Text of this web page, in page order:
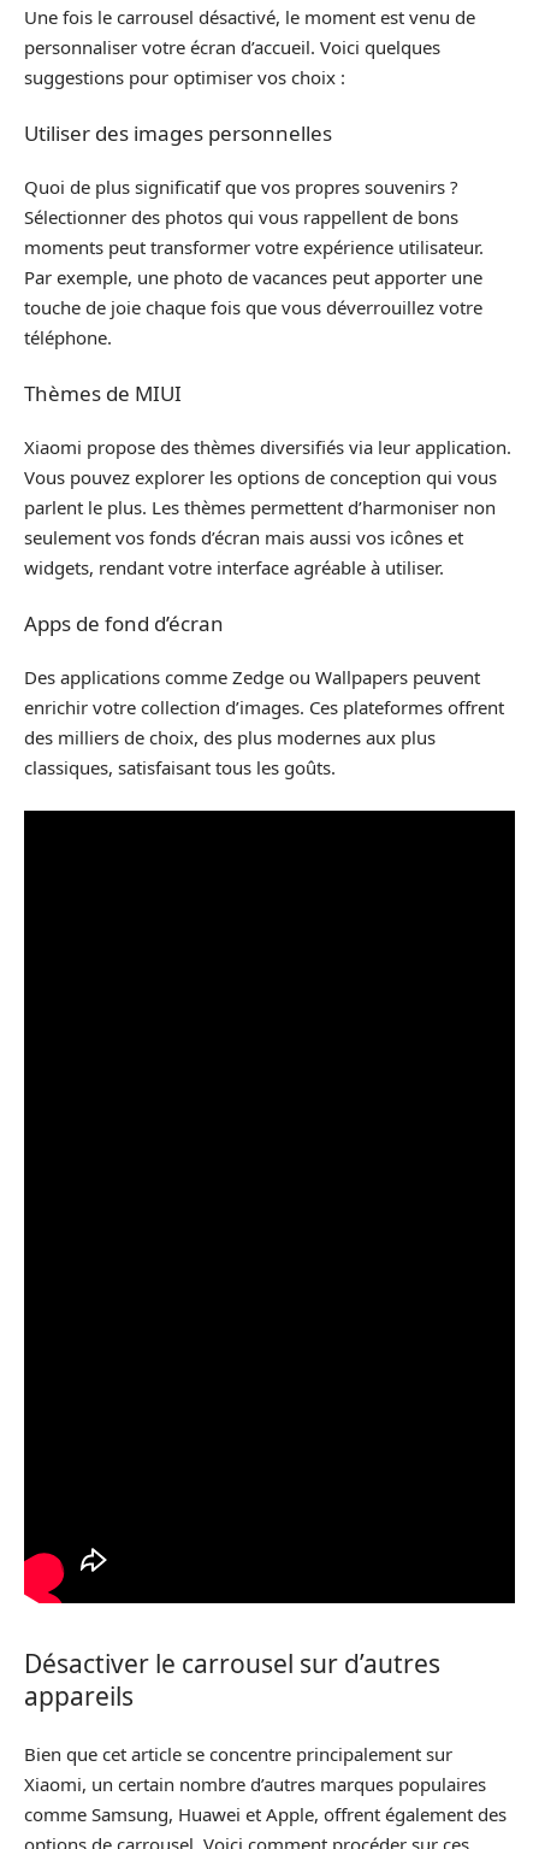
Une fois le carrousel désactivé, le moment est venu de
personnaliser votre écran d’accueil. Voici quelques
suggestions pour optimiser vos choix :
Utiliser des images personnelles
Quoi de plus significatif que vos propres souvenirs ?
Sélectionner des photos qui vous rappellent de bons
moments peut transformer votre expérience utilisateur.
Par exemple, une photo de vacances peut apporter une
touche de joie chaque fois que vous déverrouillez votre
téléphone.
Thèmes de MIUI
Xiaomi propose des thèmes diversifiés via leur application.
Vous pouvez explorer les options de conception qui vous
parlent le plus. Les thèmes permettent d’harmoniser non
seulement vos fonds d’écran mais aussi vos icônes et
widgets, rendant votre interface agréable à utiliser.
Apps de fond d’écran
Des applications comme Zedge ou Wallpapers peuvent
enrichir votre collection d’images. Ces plateformes offrent
des milliers de choix, des plus modernes aux plus
classiques, satisfaisant tous les goûts.
Désactiver le carrousel sur d’autres
appareils
Bien que cet article se concentre principalement sur
Xiaomi, un certain nombre d’autres marques populaires
comme Samsung, Huawei et Apple, offrent également des